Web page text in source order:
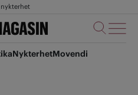
NykterhetMovendi